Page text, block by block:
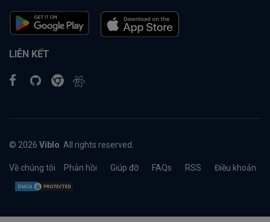
LIÊN KẾT
© 2026 Viblo . All rights reserved.
Về chúng tôi Phản hồi Giúp đỡ FAQs RSS Điều khoản